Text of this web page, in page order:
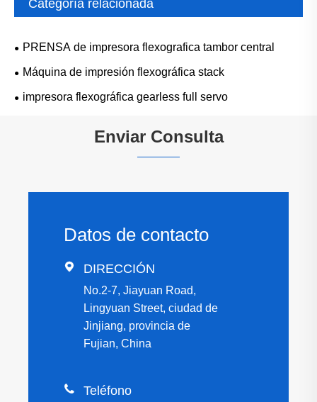
Categoría relacionada
PRENSA de impresora flexografica tambor central
Máquina de impresión flexográfica stack
impresora flexográfica gearless full servo
Enviar Consulta
Datos de contacto
 DIRECCIÓN
No.2-7, Jiayuan Road,
Lingyuan Street, ciudad de
Jinjiang, provincia de
Fujian, China
 Teléfono